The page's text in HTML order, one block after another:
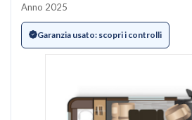
Anno 2025
Garanzia usato: scopri i controlli